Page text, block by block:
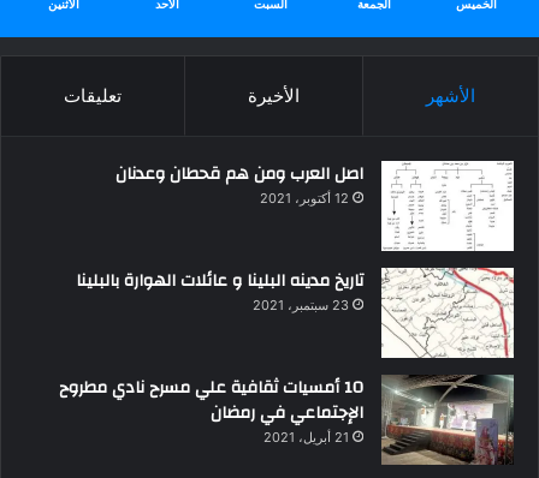
الخميس الجمعة السبت الأحد الأثنين
الأشهر الأخيرة تعليقات
اصل العرب ومن هم قحطان وعدنان
12 أكتوبر، 2021
تاريخ مدينه البلينا و عائلات الهوارة بالبلينا
23 سبتمبر، 2021
10 أمسيات ثقافية علي مسرح نادي مطروح
الإجتماعي في رمضان
21 أبريل، 2021